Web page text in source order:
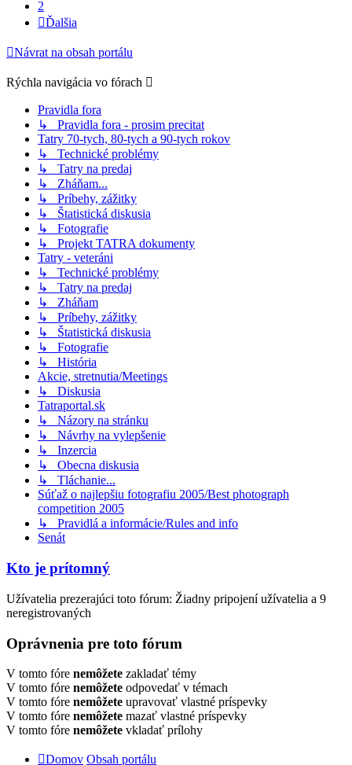
2
Ďalšia
Návrat na obsah portálu
Rýchla navigácia vo fórach
Pravidla fora
↳ Pravidla fora - prosim precitat
Tatry 70-tych, 80-tych a 90-tych rokov
↳ Technické problémy
↳ Tatry na predaj
↳ Zháňam...
↳ Príbehy, zážitky
↳ Štatistická diskusia
↳ Fotografie
↳ Projekt TATRA dokumenty
Tatry - veteráni
↳ Technické problémy
↳ Tatry na predaj
↳ Zháňam
↳ Príbehy, zážitky
↳ Štatistická diskusia
↳ Fotografie
↳ História
Akcie, stretnutia/Meetings
↳ Diskusia
Tatraportal.sk
↳ Názory na stránku
↳ Návrhy na vylepšenie
↳ Inzercia
↳ Obecna diskusia
↳ Tláchanie...
Súťaž o najlepšiu fotografiu 2005/Best photograph
competition 2005
↳ Pravidlá a informácie/Rules and info
Senát
Kto je prítomný
Užívatelia prezerajúci toto fórum: Žiadny pripojení užívatelia a 9
neregistrovaných
Oprávnenia pre toto fórum
V tomto fóre nemôžete zakladať témy
V tomto fóre nemôžete odpovedať v témach
V tomto fóre nemôžete upravovať vlastné príspevky
V tomto fóre nemôžete mazať vlastné príspevky
V tomto fóre nemôžete vkladať prílohy
Domov Obsah portálu